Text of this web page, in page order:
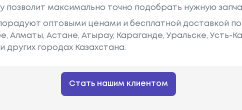
позволит максимально точно подобрать нужную
оптовыми ценами и бесплатной доставкой
Алматы, Астане, Атырау, Караганде, Уральске, Усть-
городах Казахстана.
Стать нашим клиентом